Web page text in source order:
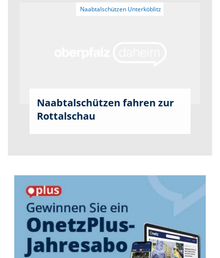
Naabtalschützen fahren zur
Rottalschau